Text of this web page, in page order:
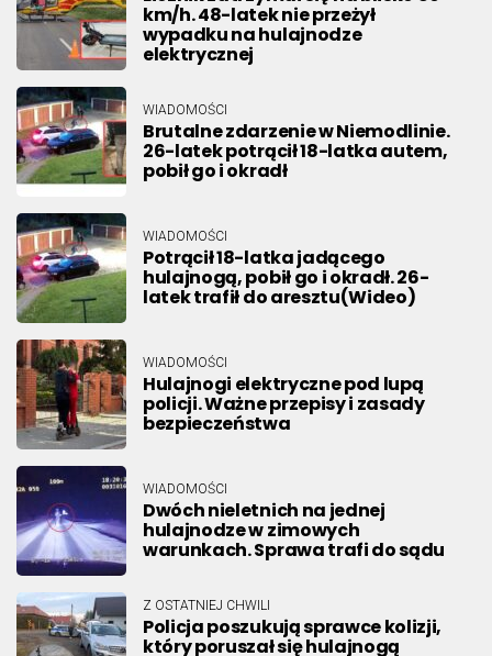
km/h. 48-latek nie przeżył
wypadku na hulajnodze
elektrycznej
WIADOMOŚCI
Brutalne zdarzenie w Niemodlinie.
26-latek potrącił 18-latka autem,
pobił go i okradł
WIADOMOŚCI
Potrącił 18-latka jadącego
hulajnogą, pobił go i okradł. 26-
latek trafił do aresztu(Wideo)
WIADOMOŚCI
Hulajnogi elektryczne pod lupą
policji. Ważne przepisy i zasady
bezpieczeństwa
WIADOMOŚCI
Dwóch nieletnich na jednej
hulajnodze w zimowych
warunkach. Sprawa trafi do sądu
Z OSTATNIEJ CHWILI
Policja poszukują sprawce kolizji,
który poruszał się hulajnogą